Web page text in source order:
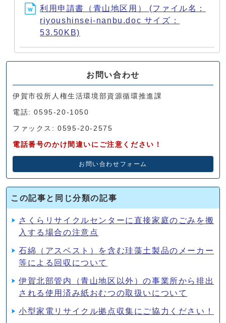
利用申請書（青山地区用） (ファイル名：
riyoushinsei-nanbu.doc サイズ：
53.50KB)
お問い合わせ
伊賀市役所人権生活環境部資源循環推進課
電話: 0595-20-1050
ファックス: 0595-20-2575
電話番号のかけ間違いにご注意ください！
お問い合わせフォーム
この記事と同じ分類の記事
さくらリサイクルセンターに直接家庭のごみを搬
入する場合の注意点
石綿（アスベスト）を含む珪藻土製品のメーカー
等による回収について
伊賀北部管内（青山地区以外）の事業所から排出
される使用済み紙おむつの取扱いについて
小型家電リサイクル拠点収集にご協力ください！